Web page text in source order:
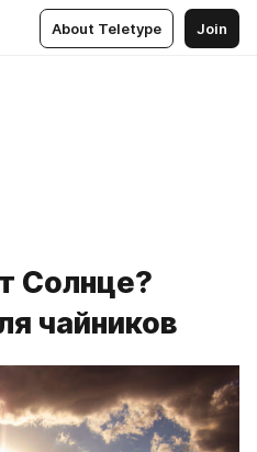
About Teletype Join
Солнце?
чайников